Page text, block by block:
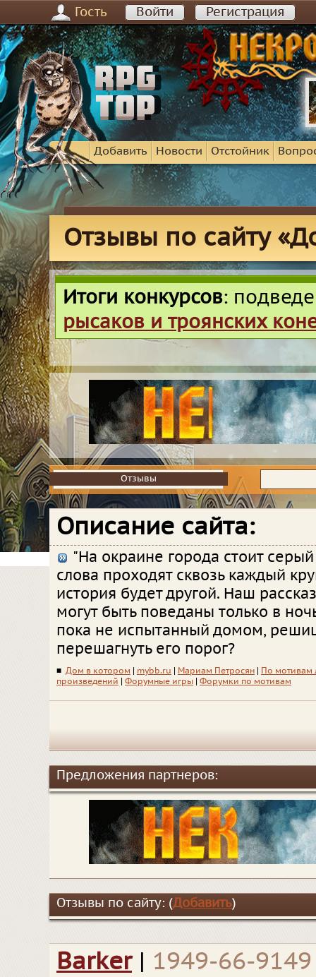
Гость Войти Регистрация
Добавить Новости Отстойник
Отзывы по сайту
Итоги конкурсов:
рысаков и троянских
Отзывы
Отзывы
Описание сайта:
"На окраине города стоит серый
слова проходят сквозь каждый
история будет другой. Наш
могут быть поведаны только в
пока не испытанный домом,
перешагнуть его порог?
■ Дом в котором mybb.ru Мариам Петросян
По мотивам
произведений
Форумные игры Форумки по мотивам
Предложения партнеров:
Отзывы по сайту: (Добавить)
Barker | 1949-66-9149